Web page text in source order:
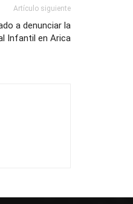
Artículo siguiente
a denunciar la
Infantil en Arica